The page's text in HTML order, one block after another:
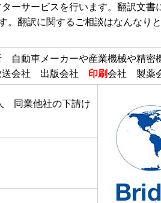
ーサービスを行います。翻訳文
。翻訳に関するご相談はなんなり
動車メーカーや産業機械や精密
送会社 出版会社 印刷会社 製薬
業他社の下請け